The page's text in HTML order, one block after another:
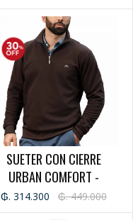
SUETER CON CIERRE
URBAN COMFORT -
CABALLERO
₲. 314.300 ₲. 449.000